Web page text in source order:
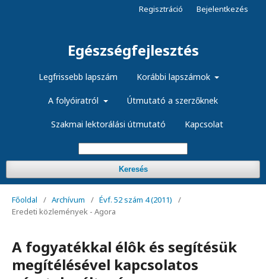
Egészségfejlesztés
Legfrissebb lapszám Korábbi lapszámok
A folyóiratról Útmutató a szerzőknek
Szakmai lektorálási útmutató Kapcsolat
Keresés
Regisztráció Bejelentkezés
Főoldal / Archívum / Évf. 52 szám 4 (2011)
/
Eredeti közlemények - Agora
A fogyatékkal élôk és segítésük
megítélésével kapcsolatos